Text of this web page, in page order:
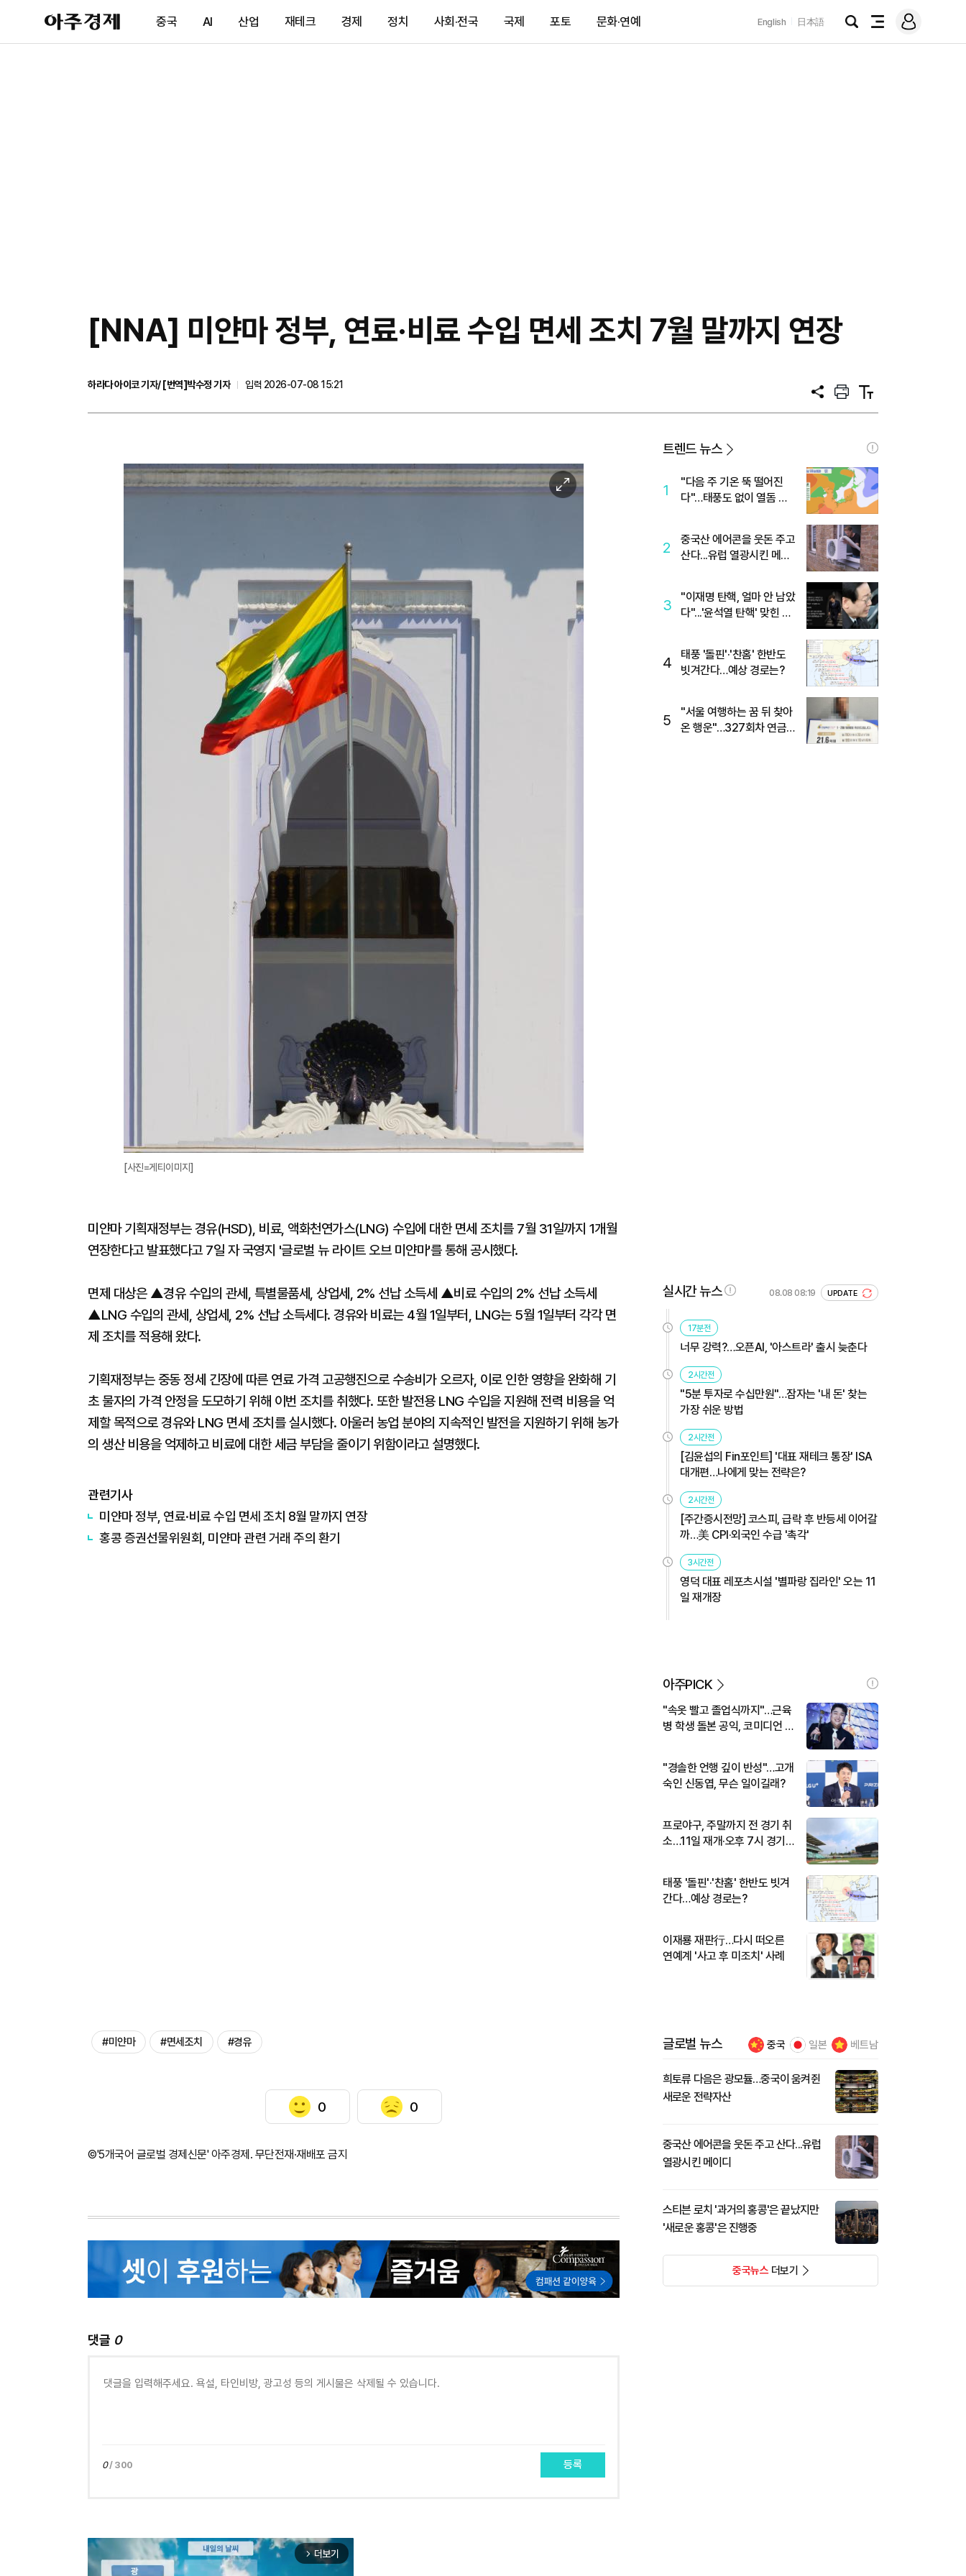
아
주
제
중국 AI 산업 재테크 경제 정치 사회·전국 국제 포토 문화·연예 English 日本語
검
전
메
그
[NNA] 미얀마 정부, 연료·비료 수입 면세 조치 7월 말까지 연장
하라다 아이코 기자/ [번역]박수정 기자
입력 2026-07-08 15:21
공
프
트
텍
트
이
미
대
[사진=게티이미지]
미얀마 기획재정부는 경유(HSD), 비료, 액화천연가스(LNG) 수입에 대한 면세 조치를 7월 31일까지 1개월
연장한다고 발표했다고 7일 자 국영지 '글로벌 뉴 라이트 오브 미얀마'를 통해 공시했다.
면제 대상은 ▲경유 수입의 관세, 특별물품세, 상업세, 2% 선납 소득세 ▲비료 수입의 2% 선납 소득세
▲LNG 수입의 관세, 상업세, 2% 선납 소득세다. 경유와 비료는 4월 1일부터, LNG는 5월 1일부터 각각 면
제 조치를 적용해 왔다.
기획재정부는 중동 정세 긴장에 따른 연료 가격 고공행진으로 수송비가 오르자, 이로 인한 영향을 완화해 기
초 물자의 가격 안정을 도모하기 위해 이번 조치를 취했다. 또한 발전용 LNG 수입을 지원해 전력 비용을 억
제할 목적으로 경유와 LNG 면세 조치를 실시했다. 아울러 농업 분야의 지속적인 발전을 지원하기 위해 농가
의 생산 비용을 억제하고 비료에 대한 세금 부담을 줄이기 위함이라고 설명했다.
관련기사
미얀마 정부, 연료·비료 수입 면세 조치 8월 말까지 연장
홍콩 증권선물위원회, 미얀마 관련 거래 주의 환기
#미얀마 #면세조치 #경유
0 0
©'5개국어 글로벌 경제신문' 아주경제. 무단전재·재배포 금지
댓글 0
0/ 300 등록
arrow_forward_ios 더보기
트렌드 뉴스
1
"다음 주 기온 뚝 떨어진
다"…태풍도 없이 열돔 박
2
중국산 에어콘을 웃돈 주고
산다...유럽 열광시킨 메이
3
"이재명 탄핵, 얼마 안 남았
다"...'윤석열 탄핵' 맞힌 무
4
태풍 '돌핀'·'찬홈' 한반도
빗겨간다…예상 경로는?
5
"서울 여행하는 꿈 뒤 찾아
온 행운"…327회차 연금
실시간 뉴스 08.08 08:19 UPDATE
17분전
너무 강력?…오픈AI, '아스트라' 출시 늦춘다
2시간전
"5분 투자로 수십만원"…잠자는 '내 돈' 찾는
가장 쉬운 방법
2시간전
[김윤섭의 Fin포인트] '대표 재테크 통장' ISA
대개편…나에게 맞는 전략은?
2시간전
[주간증시전망] 코스피, 급락 후 반등세 이어갈
까…美 CPI·외국인 수급 '촉각'
3시간전
영덕 대표 레포츠시설 '별파랑 집라인' 오는 11
일 재개장
아주PICK
"속옷 빨고 졸업식까지"…근육
병 학생 돌본 공익, 코미디언 김
"경솔한 언행 깊이 반성"…고개
숙인 신동엽, 무슨 일이길래?
프로야구, 주말까지 전 경기 취
소…11일 재개·오후 7시 경기
태풍 '돌핀'·'찬홈' 한반도 빗겨
간다…예상 경로는?
이재룡 재판行…다시 떠오른
연예계 '사고 후 미조치' 사례
글로벌 뉴스 중국 일본 베트남
희토류 다음은 광모듈…중국이 움켜쥔
새로운 전략자산
중국산 에어콘을 웃돈 주고 산다...유럽
열광시킨 메이디
스티븐 로치 '과거의 홍콩'은 끝났지만
'새로운 홍콩'은 진행중
중국뉴스더보기